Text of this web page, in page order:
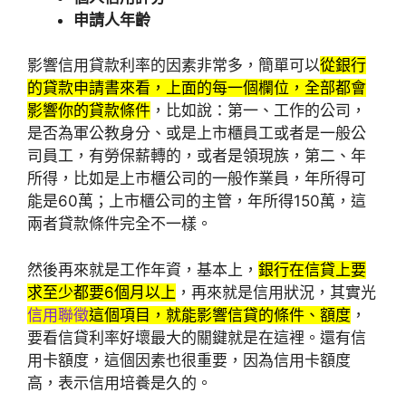
申請人年齡
影響信用貸款利率的因素非常多，簡單可以從銀行
的貸款申請書來看，上面的每一個欄位，全部都會
影響你的貸款條件 ，比如說：第一、工作的公司，
是否為軍公教身分、或是上市櫃員工或者是一般公
司員工，有勞保薪轉的，或者是領現族，第二、年
所得，比如是上市櫃公司的一般作業員，年所得可
能是60萬；上市櫃公司的主管，年所得150萬，這
兩者貸款條件完全不一樣。
然後再來就是工作年資，基本上， 銀行在信貸上要
求至少都要6個月以上 ，再來就是信用狀況，其實光
信用聯徵這個項目，就能影響信貸的條件、額度 ，
要看信貸利率好壞最大的關鍵就是在這裡。還有信
用卡額度，這個因素也很重要，因為信用卡額度
高，表示信用培養是久的。